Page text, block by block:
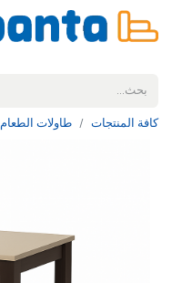
كافة المنتجات طاولات الطعام